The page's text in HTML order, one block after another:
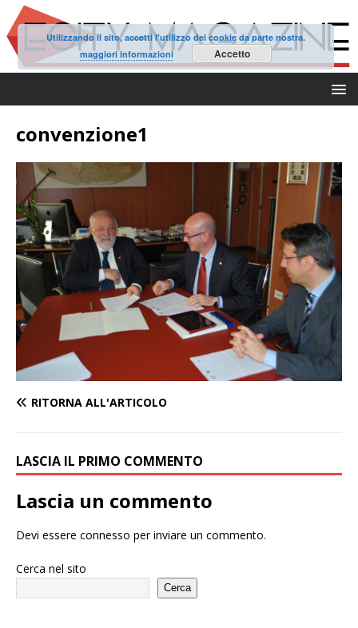
convenzione1
RITORNA ALL'ARTICOLO
LASCIA IL PRIMO COMMENTO
Lascia un commento
Devi essere connesso per inviare un commento.
Cerca nel sito
Cerca
Utilizzando il sito, accetti l'utilizzo dei cookie da parte nostra.
maggiori informazioni
Accetto